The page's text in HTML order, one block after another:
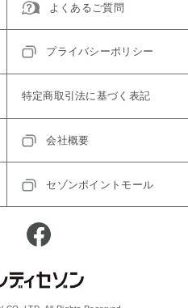
よくあるご質問
プライバシーポリシー
特定商取引法に基づく表記
会社概要
セゾンポイントモール